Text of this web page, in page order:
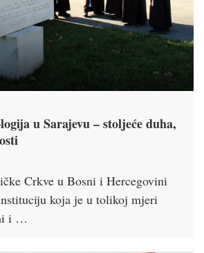
u Sarajevu – stoljeće duha,
Crkve u Bosni i Hercegovini
koja je u tolikoj mjeri
i …